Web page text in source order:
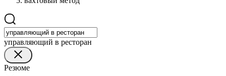
управляющий в ресторан
Резюме